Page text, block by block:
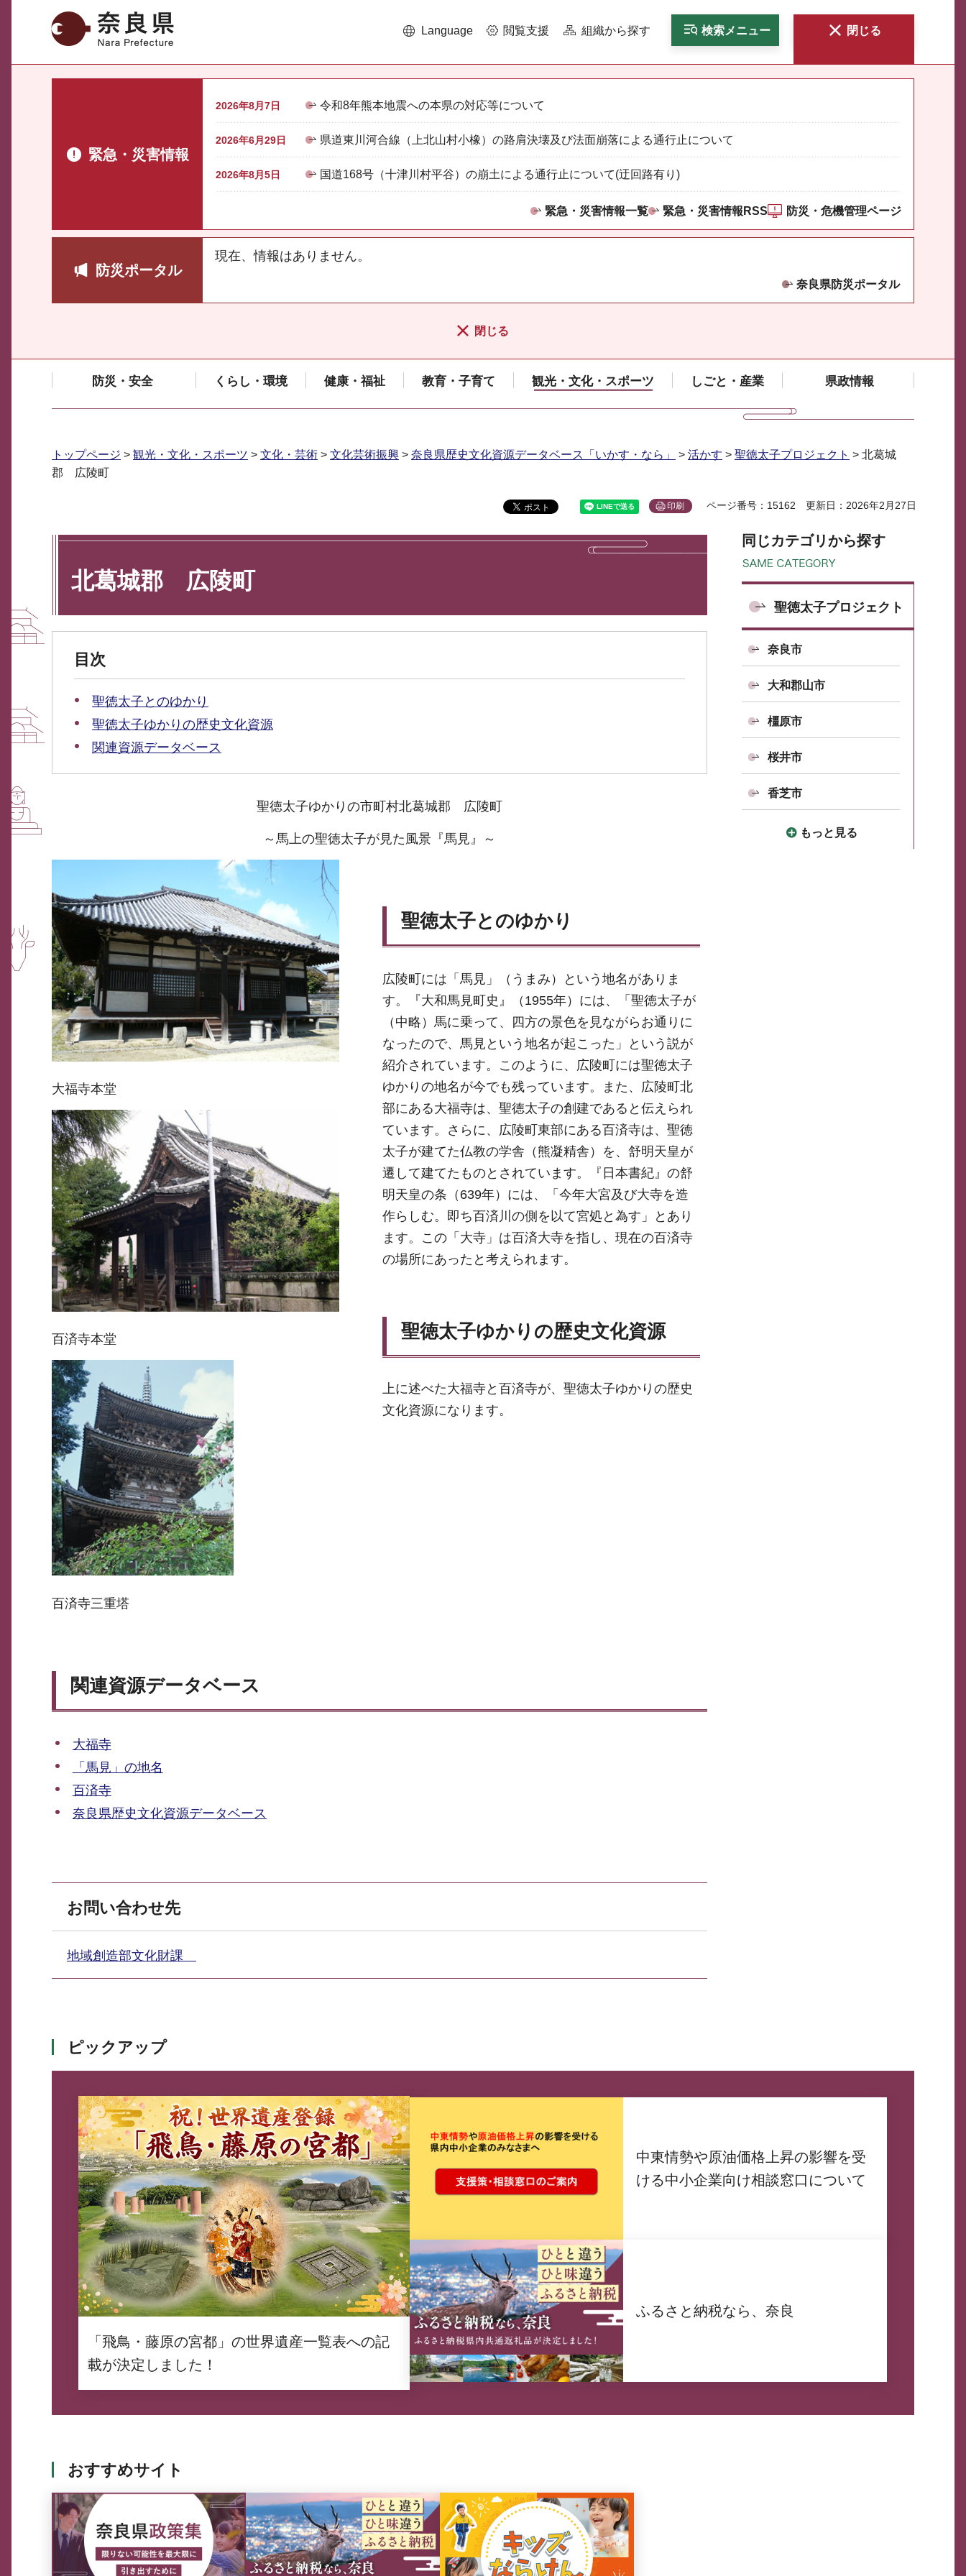
奈良県 Language 閲覧支援 組織から探す 検索メニュー 閉じる
緊急・災害情報
2026年8月7日 令和8年熊本地震への本県の対応等について
2026年6月29日 県道東川河合線（上北山村小橡）の路肩決壊及び法面崩落による通行止について
2026年8月5日 国道168号（十津川村平谷）の崩土による通行止について(迂回路有り)
緊急・災害情報一覧 緊急・災害情報RSS 防災・危機管理ページ
防災ポータル
現在、情報はありません。
奈良県防災ポータル
閉じる
防災・安全 くらし・環境 健康・福祉 教育・子育て 観光・文化・スポーツ しごと・産業 県政情報
トップページ > 観光・文化・スポーツ > 文化・芸術 > 文化芸術振興 > 奈良県歴史文化資源データベース「いかす・なら」 > 活かす > 聖徳太子プロジェクト > 北葛城
郡 広陵町
印刷 ページ番号：15162 更新日：2026年2月27日
北葛城郡 広陵町
目次
聖徳太子とのゆかり
聖徳太子ゆかりの歴史文化資源
関連資源データベース
聖徳太子ゆかりの市町村北葛城郡 広陵町
～馬上の聖徳太子が見た風景『馬見』～
大福寺本堂
百済寺本堂
百済寺三重塔
聖徳太子とのゆかり
広陵町には「馬見」（うまみ）という地名がありま
す。『大和馬見町史』（1955年）には、「聖徳太子が
（中略）馬に乗って、四方の景色を見ながらお通りに
なったので、馬見という地名が起こった」という説が
紹介されています。このように、広陵町には聖徳太子
ゆかりの地名が今でも残っています。また、広陵町北
部にある大福寺は、聖徳太子の創建であると伝えられ
ています。さらに、広陵町東部にある百済寺は、聖徳
太子が建てた仏教の学舎（熊凝精舎）を、舒明天皇が
遷して建てたものとされています。『日本書紀』の舒
明天皇の条（639年）には、「今年大宮及び大寺を造
作らしむ。即ち百済川の側を以て宮処と為す」とあり
ます。この「大寺」は百済大寺を指し、現在の百済寺
の場所にあったと考えられます。
聖徳太子ゆかりの歴史文化資源
上に述べた大福寺と百済寺が、聖徳太子ゆかりの歴史
文化資源になります。
関連資源データベース
大福寺
「馬見」の地名
百済寺
奈良県歴史文化資源データベース
お問い合わせ先
地域創造部文化財課
同じカテゴリから探す
聖徳太子プロジェクト
奈良市
大和郡山市
橿原市
桜井市
香芝市
もっと見る
ピックアップ
「飛鳥・藤原の宮都」の世界遺産一覧表への記
載が決定しました！
中東情勢や原油価格上昇の影響を受
ける中小企業向け相談窓口について
ふるさと納税なら、奈良
おすすめサイト